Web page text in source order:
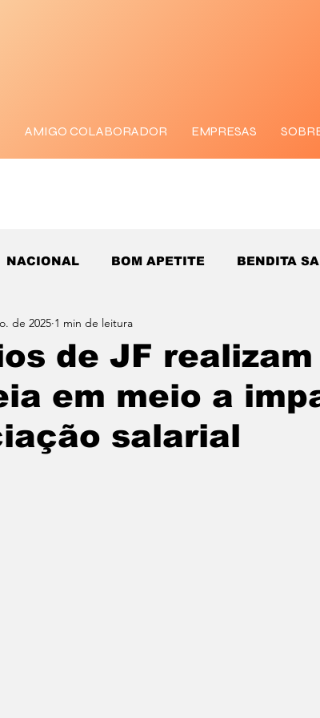
AMIGO COLABORADOR EMPRESAS
NACIONAL BOM APETITE BENDITA
de JF realizam
em meio a
salarial
de 2025 1 min de leitura